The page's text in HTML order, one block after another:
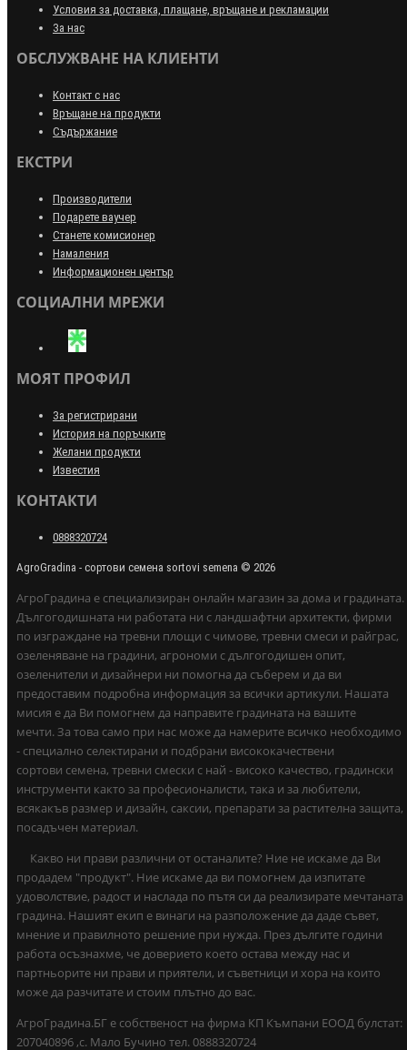
Условия за доставка, плащане, връщане и рекламации
За нас
ОБСЛУЖВАНЕ НА КЛИЕНТИ
Контакт с нас
Връщане на продукти
Съдържание
ЕКСТРИ
Производители
Подарете ваучер
Станете комисионер
Намаления
Информационен център
СОЦИАЛНИ МРЕЖИ
МОЯТ ПРОФИЛ
За регистрирани
История на поръчките
Желани продукти
Известия
КОНТАКТИ
0888320724
AgroGradina - сортови семена sortovi semena © 2026
АгроГрадина е специализиран онлайн магазин за дома и градината.
Дългогодишната ни работата ни с ландшафтни архитекти, фирми
по изграждане на тревни площи с чимове, тревни смеси и райграс,
озеленяване на градини, агрономи с дългогодишен опит,
озеленители и дизайнери ни помогна да съберем и да ви
предоставим подробна информация за всички артикули. Нашата
мисия е да Ви помогнем да направите градината на вашите
мечти. За това само при нас може да намерите всичко необходимо
- специално селектирани и подбрани висококачествени
сортови семена, тревни смески с най - високо качество, градински
инструменти както за професионалисти, така и за любители,
всякакъв размер и дизайн, саксии, препарати за растителна защита,
посадъчен материал.
Какво ни прави различни от останалите? Ние не искаме да Ви
продадем "продукт". Ние искаме да ви помогнем да изпитате
удоволствие, радост и наслада по пътя си да реализирате мечтаната
градина. Нашият екип е винаги на разположение да даде съвет,
мнение и правилното решение при нужда. През дългите години
работа осъзнахме, че доверието което остава между нас и
партньорите ни прави и приятели, и съветници и хора на които
може да разчитате и стоим плътно до вас.
АгроГрадина.БГ е собственост на фирма КП Къмпани ЕООД булстат:
207040896 ,с. Мало Бучино тел. 0888320724